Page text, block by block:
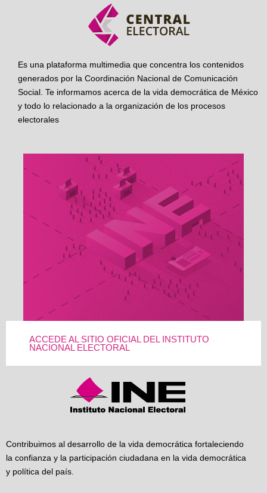
Es una plataforma multimedia que concentra los contenidos
generados por la Coordinación Nacional de Comunicación
Social. Te informamos acerca de la vida democrática de México
y todo lo relacionado a la organización de los procesos
electorales
ACCEDE AL SITIO OFICIAL DEL INSTITUTO
NACIONAL ELECTORAL
Contribuimos al desarrollo de la vida democrática fortaleciendo
la confianza y la participación ciudadana en la vida democrática
y política del país.